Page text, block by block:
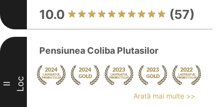
10.0 (57)
II Loc
Pensiunea Coliba Plutasilor
Arată mai multe >>